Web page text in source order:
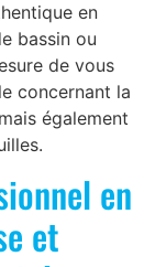
en
bassin ou
de vous
concernant la
également
en
et